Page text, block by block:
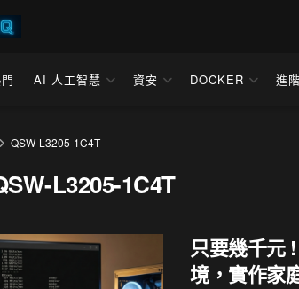
AI 人工智慧 資安 DOCKER 進
QSW-L3205-1C4T
L3205-1C4T
只要幾千元
境，實作家